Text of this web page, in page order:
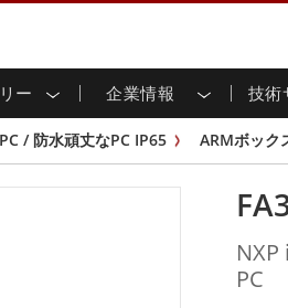
ー 企業情報 技術
レイ
屋外ディスプレイ
G-WINシリーズ /
産業用パネ
HMI (P-CAPタ
産業用パネル
産業用パネル
ステンレスシ
G-WINシリー
ATEXグレード
エネルギー
食品 & 衛生
倉庫 & 物流
インフラ
サステナビ
ンター カスタマー
製品仕様変
ネル バーチャル
/ 防水頑丈なPC IP65 ARMボック
PC